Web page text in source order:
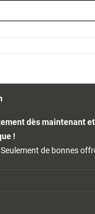
dès maintenant
!
de bonnes